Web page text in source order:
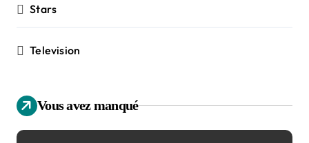
Stars
Television
Vous avez manqué